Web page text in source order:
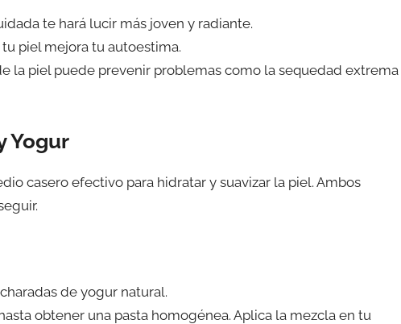
te hará lucir más joven y radiante.
piel mejora tu autoestima.
la piel puede prevenir problemas como la sequedad extrema
Yogur
casero efectivo para hidratar y suavizar la piel. Ambos
de yogur natural.
obtener una pasta homogénea. Aplica la mezcla en tu